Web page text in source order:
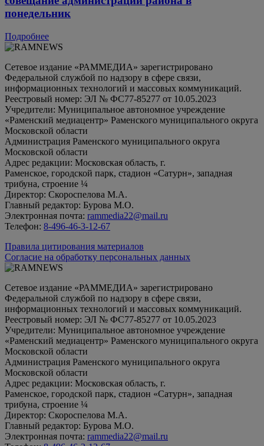
понедельник
Подробнее
Сетевое издание «РАММЕДИА» зарегистрировано
Федеральной службой по надзору в сфере связи,
информационных технологий и массовых коммуникаций.
Реестровый номер: ЭЛ № ФС77-85277 от 10.05.2023
Учредители: Муниципальное автономное учреждение
«Раменский медиацентр» Раменского муниципального округа
Московской области
Администрация Раменского муниципального округа
Московской области
Адрес редакции: Московская область, г.
Раменское, городской парк, стадион «Сатурн», западная
трибуна, строение ¼
Директор: Скороспелова М.А.
Главный редактор: Бурова М.О.
Электронная почта: rammedia22@mail.ru
Телефон: 8-496-46-3-12-67
Правила цитирования материалов
Согласие на обработку персональных данных
Сетевое издание «РАММЕДИА» зарегистрировано
Федеральной службой по надзору в сфере связи,
информационных технологий и массовых коммуникаций.
Реестровый номер: ЭЛ № ФС77-85277 от 10.05.2023
Учредители: Муниципальное автономное учреждение
«Раменский медиацентр» Раменского муниципального округа
Московской области
Администрация Раменского муниципального округа
Московской области
Адрес редакции: Московская область, г.
Раменское, городской парк, стадион «Сатурн», западная
трибуна, строение ¼
Директор: Скороспелова М.А.
Главный редактор: Бурова М.О.
Электронная почта: rammedia22@mail.ru